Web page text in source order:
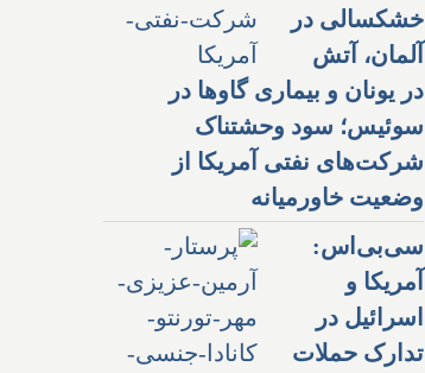
خشکسالی در
آلمان، آتش
در یونان و بیماری گاوها در
سوئیس؛ سود وحشتناک
شرکت‌های نفتی آمریکا از
وضعیت خاورمیانه
سی‌بی‌اس:
آمریکا و
اسرائیل در
تدارک حملات